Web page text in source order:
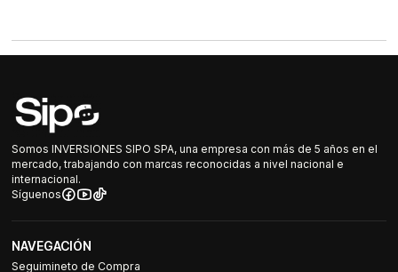
Somos INVERSIONES SIPO SPA, una empresa con más de 5 años en el
mercado, trabajando con marcas reconocidas a nivel nacional e
internacional.
Síguenos
NAVEGACIÓN
Seguimineto de Compra